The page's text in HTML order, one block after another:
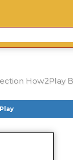
How2Play